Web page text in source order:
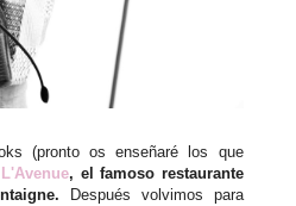
(pronto os enseñaré los que
L'Avenue, el famoso restaurante
Después volvimos para